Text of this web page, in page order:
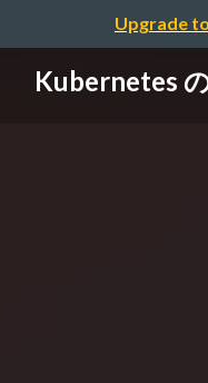
Upgrade
Kubernetes